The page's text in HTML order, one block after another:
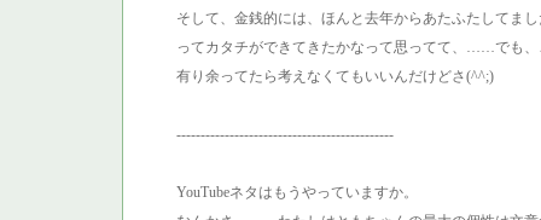
そして、金銭的には、ほんと去年からあたふたしてま
ってカタチができてきたかなって思ってて、……でも
有り余ってたら考えなくてもいいんだけどさ(^^;)
---------------------------------------------
YouTubeネタはもうやっていますか。